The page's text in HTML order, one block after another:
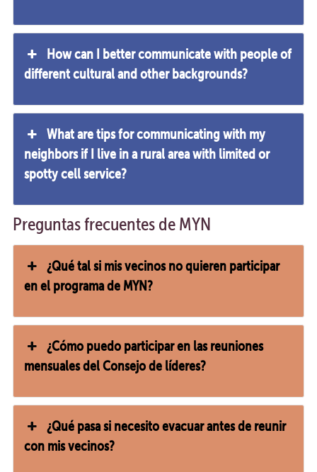
How can I better communicate with people of
different cultural and other backgrounds?
What are tips for communicating with my
neighbors if I live in a rural area with limited or
spotty cell service?
Preguntas frecuentes de MYN
¿Qué tal si mis vecinos no quieren participar
en el programa de MYN?
¿Cómo puedo participar en las reuniones
mensuales del Consejo de líderes?
¿Qué pasa si necesito evacuar antes de reunir
con mis vecinos?